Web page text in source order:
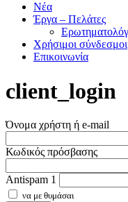
Νέα
Έργα – Πελάτες
Χρήσιμοι σύνδεσμοι
Επικοινωνία
client_login
Όνομα χρήστη ή e-mail
Κωδικός πρόσβασης
Antispam 1
να με θυμάσαι